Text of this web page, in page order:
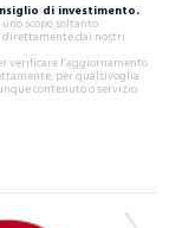
di investimento.
scopo soltanto
direttamente dai nostri
verificare l’aggiornamento
per qualsivoglia
contenuto o servizio